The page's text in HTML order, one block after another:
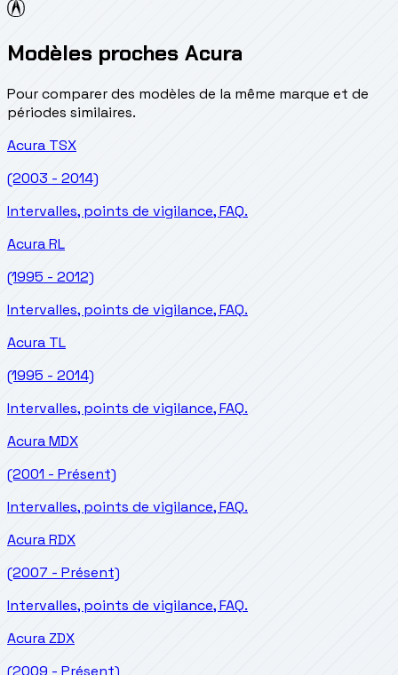
Modèles proches Acura
Pour comparer des modèles de la même marque et de
périodes similaires.
Acura TSX
(2003 - 2014)
Intervalles, points de vigilance, FAQ.
AcuraRL
(1995 - 2012)
Intervalles, points de vigilance, FAQ.
Acura TL
(1995 - 2014)
Intervalles, points de vigilance, FAQ.
AcuraMDX
(2001 - Présent)
Intervalles, points de vigilance, FAQ.
AcuraRDX
(2007 - Présent)
Intervalles, points de vigilance, FAQ.
AcuraZDX
(2009 - Présent)